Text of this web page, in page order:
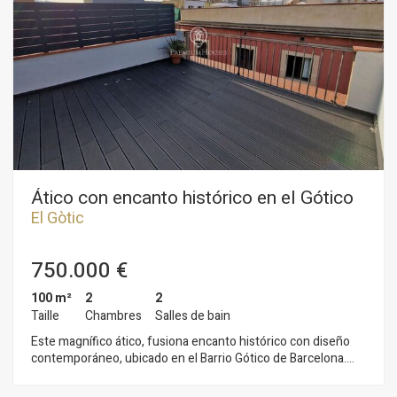
Ático con encanto histórico en el Gótico
El Gòtic
750.000 €
100 m²
Taille
2
Chambres
2
Salles de bain
Este magnífico ático, fusiona encanto histórico con diseño
contemporáneo, ubicado en el Barrio Gótico de Barcelona.